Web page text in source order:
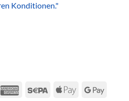
Konditionen."
American Sepa
Apple
Google